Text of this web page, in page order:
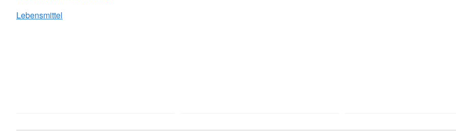
Lebensmittel